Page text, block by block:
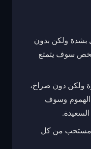
بشدة ولكن بدون
سوف يتمتع
ولكن دون صراخ،
وسوف
ومستحب من كل